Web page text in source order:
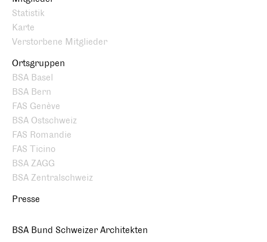
Statistik
Karte
Verstorbene Mitglieder
Ortsgruppen
BSA Basel
BSA Bern
FAS Genève
BSA Ostschweiz
FAS Romandie
FAS Ticino
BSA ZAGG
BSA Zentralschweiz
Presse
BSA Bund Schweizer Architekten